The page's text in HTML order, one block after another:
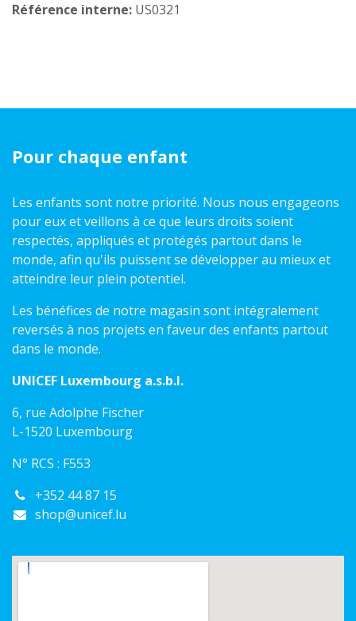
Référence interne: US0321
Pour chaque enfant
Les enfants sont notre priorité. Nous nous engageons
pour eux et veillons à ce que leurs droits soient
respectés, appliqués et protégés partout dans le
monde, afin qu'ils puissent se développer au mieux et
atteindre leur plein potentiel.
Les bénéfices de notre magasin sont intégralement
reversés à nos projets en faveur des enfants partout
dans le monde.
UNICEF Luxembourg a.s.b.l.
6, rue Adolphe Fischer
L-1520 Luxembourg
N° RCS : F553
+352 44 87 15
shop@unicef.lu